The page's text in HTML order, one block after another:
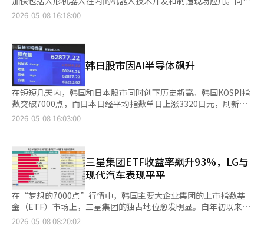
金融中央会等参与者共同检查了社会连带金融活跃化的实施成果和
未来推进计划。李在明总统在6日于青瓦台主持的国务会议上提
体系已成为与用户信任直接相关的因素。尤其是与公众生活密切相
关的企业，如通信平台、云计算和医院等，更需要透明地展示其安
解，并能够进行企业间的比较，才能发挥制度的效用。只有政府的
验证与企业实际投资的扩大相结合，信息保护公示才能超越简单报
告，成为安全竞争力的指标。 任正圭科学技术信息通信部信息保
护网络政策局局长表示：“信息保护公示制度是企业透明公开信息
保护水平的重要制度，使公众能够了解企业的信息保护现状。我们
将继续通过公示制度保障公众的知情权，促进企业自愿增加信息保
护投资，努力提升国家整体的信息保护水平。”※ 本报道经人工
觑。因为在美国看来，韩国既是盟友，又是具有竞争力的制造强
国。三星电子、SK海力士、现代汽车及电池企业被视为美国供应
最终必须归美国所有”的压力日益增强。这是一种合作与制衡并存
的结构。 在这一点上，韩国需要警惕的是对短期判决的松懈和乐
观态度。当前美国的贸易政策不仅仅是简单的贸易收支调整，而是
正在转变为产业安全战略。过去自由贸易体制下，效率和价格竞争
力优先，而现在美国将供应链控制力和制造业基础的维持视为国家
安全问题。因此，影响美国产业的因素比是否为盟友更为重要。
韩国的应对仅仅强调对美投资规模是有限的。因为美国所希望的更
接近于对技术、生产和就业的控制力，而非单纯的资本流入。韩国
部也必须加快减少对特定产业和特定市场的依赖。随着美国的压力
逐渐集中在战略产业上，过度依赖半导体的韩国经济结构可能会暴
露出更大的波动性。贸易风险也可能直接导致汇率、股市和就业的
冲击。 此次美国法庭的判决并不是特朗普关税的失败。相反，它
更像是美国保护主义从即兴政治口号阶段向利用法律和制度进行产
业重组战略演变的信号。韩国需要关注的对象也不仅仅是特定关
税，而是美国经济秩序方向的变化。 ※ 本报道经人工智能（AI）
发制造型机器人，然后扩展到家庭和零售领域。同时，三星电子还
表示将内化机器人核心部件，与国内企业合作，并在必要时考虑投
机器人商业化工作组（TF）以来，次年正式成立了机器人业务团
队，并在2023年1月对彩虹机器人进行了590亿韩元的股权投资，
获得了最大股东地位。拥有双足行走机器人和协作机器人技术的彩
虹机器人被认为是三星电子加快人形机器人开发所需的外部技术基
础。 在DX部门内，机器人作为AI转型的核心课题的整合趋势也逐
渐显现。三星电子在去年8月新设了DX部门的核心战略课题专责组
织'InnoX实验室'。该执行型组织负责数字双胞胎解决方案的推
广、物流运营创新、制造自动化和人形机器人核心技术的开发。业
号。 在智能手机、电视和家电市场进入成熟期的背景下，机器人
被视为能够将硬件、AI、传感器、半导体和家电整合在一起的新增
长点。三星电子首先瞄准制造现场的机器人，也被解读为考虑到质
量验证和盈利可能性的选择。 然而，距离商业化还有许多挑战。
人形机器人市场是特斯拉和Figure AI等全球企业迅速领先的领
域。为了减轻后发企业的压力，如何快速实现与彩虹机器人的技术
结合、自主部件内化以及与DX部门产品生态系统的联动将是关
时，三星也在进行全公司AI转型的人力保障，推动向“AI驱动公
名。招聘领域主要集中在机器人硬件和AI等核心技术领域。 在招聘
前，三星电子为员工举办了说明会，分享未来机器人推进组的角色
和主要工作。去年，三星也进行了未来机器人推进组的经验招聘和
内部招聘，持续增强组织能力。 未来机器人推进组是三星为正式
开展机器人业务而新设的核心组织。三星在2024年底成为机器人
平台公司彩虹机器人的最大股东后，组建了专门负责未来机器人技
术开发的团队，团队由人形机器人‘休博’的开发者吴俊浩KAIST
名誉教授担任组长。 此次人力扩充被解读为三星将其机器人业务
的技术扩展到家用和零售领域。制造现场对重复作业和精密控制的
需求明显，是验证机器人技术的适合市场。 关键在于部件内制化
和自身技术能力的提升。三星计划直接开发机器人主要部件，以确
保为自家机器人量身定制的部件能力。机器人业务需要硬件设计、
马达、减速机、传感器、控制软件和AI识别技术的结合，核心部件
和控制技术的掌握将决定业务的推进速度。 在机器人业务扩展的
同时，三星也在进行全公司AI转型的人力保障。此次内部招聘还包
括AX战略、AX PM、AX开发等与AI转型相关的职位。三星希望在
2026-05-08 16:18:00
韩日股市因AI半导体飙升
在短短几天内，韩国和日本股市同时创下历史新高。韩国KOSPI指
数突破7000点，而日本日经平均指数单日上涨3320日元，刷新历
史最高纪录。两国股市的上涨几乎如狂潮般猛烈，背后推动力是AI
导体需求激增的预期，成为直接动力。三星电子的市值已超过1万
亿美元，全球资金开始将韩国视为“AI内存供应链的核心”。 相比
之下，日本市场的情况稍有不同。东京市场同样受益于AI热潮，
Advantest、东京电子和软银集团股价大幅上涨，Kioxia更是涨
停。美国AMD和美光的业绩良好，以及美国费城半导体指数
（SOX）创下新高，也推动了日本股市的上涨。 然而，日本市场也
出现了警惕情绪。日经指数的上涨过于集中于部分AI半导体股票，
市场流动性指标NT倍数已升至历史高位。专家们一致认为，“集
2026-05-08 16:03:00
三星集团ETF收益率飙升93%，LG与
现代汽车表现平平
在“梦想的7000点”行情中，韩国主要大企业集团的上市指数基
金（ETF）市场上，三星集团的独占地位愈发明显。自年初以来，
三星集团的收益率超过93%，而现代汽车和LG等大企业的表现则
2026-05-08 08:20:02